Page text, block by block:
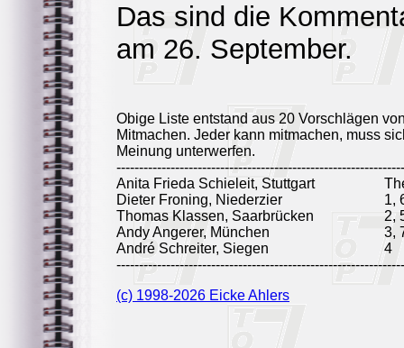
Das sind die
am 26. September.
Obige Liste entstand aus 20 Vorschlägen
Mitmachen. Jeder kann mitmachen, muss
Meinung unterwerfen.
Anita Frieda Schieleit, Stuttgart
Dieter Froning, Niederzier
1,
Thomas Klassen, Saarbrücken
2,
Andy Angerer, München
3,
André Schreiter, Siegen
4
(c) 1998-2026 Eicke Ahlers